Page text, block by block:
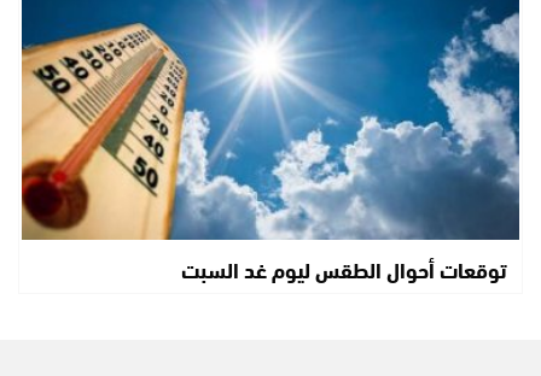
توقعات أحوال الطقس ليوم غد السبت